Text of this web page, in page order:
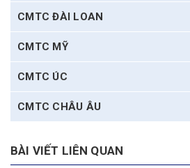
CMTC ĐÀI LOAN
CMTC MỸ
CMTC ÚC
CMTC CHÂU ÂU
BÀI VIẾT LIÊN QUAN